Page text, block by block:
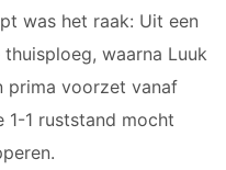
was het raak: Uit een
waarna Luuk
prima voorzet vanaf
1-1 ruststand mocht